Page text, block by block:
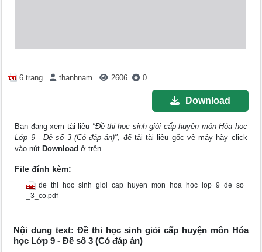
6 trang thanhnam 2606 0
Download
Bạn đang xem tài liệu "Đề thi học sinh giỏi cấp huyện môn Hóa học
Lớp 9 - Đề số 3 (Có đáp án)", để tải tài liệu gốc về máy hãy click
vào nút Download ở trên.
File đính kèm:
de_thi_hoc_sinh_gioi_cap_huyen_mon_hoa_hoc_lop_9_de_so
_3_co.pdf
Nội dung text: Đề thi học sinh giỏi cấp huyện môn Hóa
học Lớp 9 - Đề số 3 (Có đáp án)